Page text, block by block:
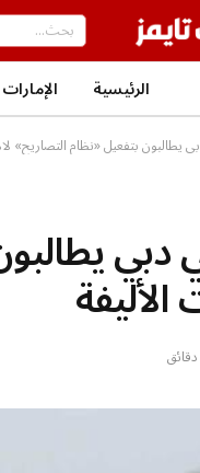
الرئيسية الإمارات
بتفعيل «نظام التصاريح»
الأليفة